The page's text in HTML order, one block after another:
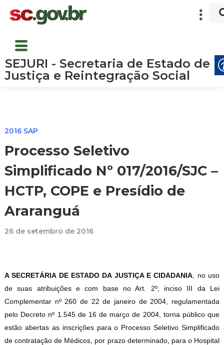
SEJURI - Secretaria de Estado de
Justiça e Reintegração Social
2016 SAP
Processo Seletivo
Simplificado Nº 017/2016/SJC –
HCTP, COPE e Presídio de
Araranguá
26 de setembro de 2016
A SECRETÁRIA DE ESTADO DA JUSTIÇA E CIDADANIA , no uso
de suas atribuições e com base no Art. 2º, inciso III da Lei
Complementar nº 260 de 22 de janeiro de 2004, regulamentada
pelo Decreto nº 1.545 de 16 de março de 2004, torna público que
estão abertas as inscrições para o Processo Seletivo Simplificado
de contratação de Médicos, por prazo determinado, para o Hospital